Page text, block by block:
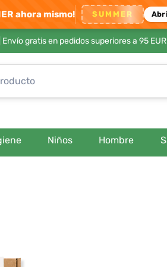
ahora mismo! SUMMER
Envío gratis en pedidos superiores a 95 EUR
Niños Hombre